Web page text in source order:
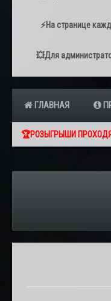
⚡️На странице
💥Для
ГЛАВНАЯ
🏆РОЗЫГРЫШИ